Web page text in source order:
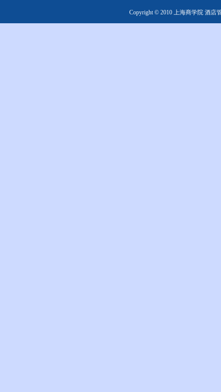
Copyright © 2010 上海商学院 酒店